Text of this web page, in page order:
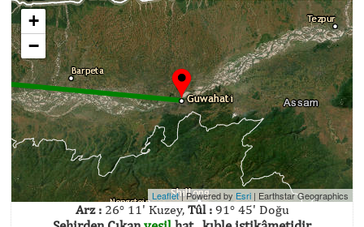
+
−
Leaflet| Powered by Esri | Earthstar Geographics
Arz :26° 11' Kuzey, Tûl :91° 45' Doğu